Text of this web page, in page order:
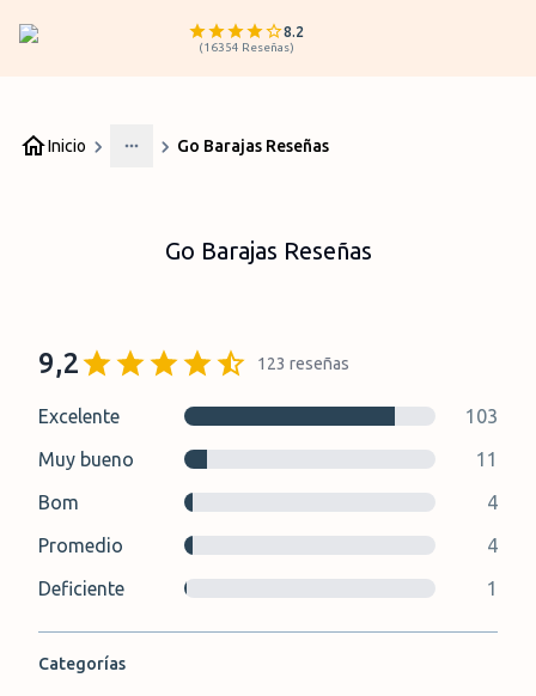
8.2
(16354 Reseñas)
Inicio
More
Go Barajas Reseñas
Go Barajas Reseñas
9,2 123 reseñas
Excelente
103
Muy bueno
11
Bom
4
Promedio
4
Deficiente
1
Categorías